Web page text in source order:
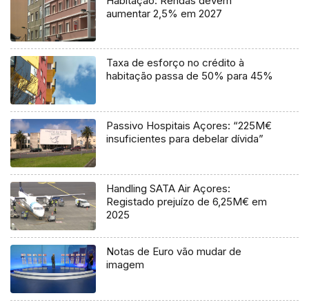
aumentar 2,5% em 2027
Taxa de esforço no crédito à
habitação passa de 50% para 45%
Passivo Hospitais Açores: “225M€
insuficientes para debelar dívida”
Handling SATA Air Açores:
Registado prejuízo de 6,25M€ em
2025
Notas de Euro vão mudar de
imagem